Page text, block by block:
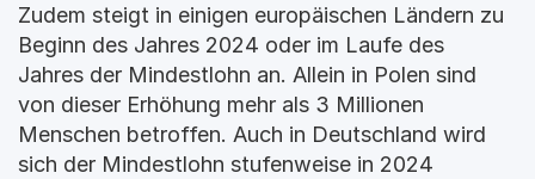
Zudem steigt in einigen europäischen Ländern zu
Beginn des Jahres 2024 oder im Laufe des
Jahres der Mindestlohn an. Allein in Polen sind
von dieser Erhöhung mehr als 3 Millionen
Menschen betroffen. Auch in Deutschland wird
sich der Mindestlohn stufenweise in 2024